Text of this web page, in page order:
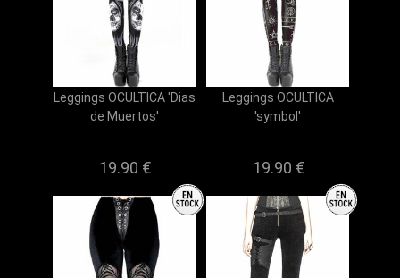
Leggings OCULTICA 'Dias
de Muertos'
19.90 €
Leggings OCULTICA
'symbol'
19.90 €